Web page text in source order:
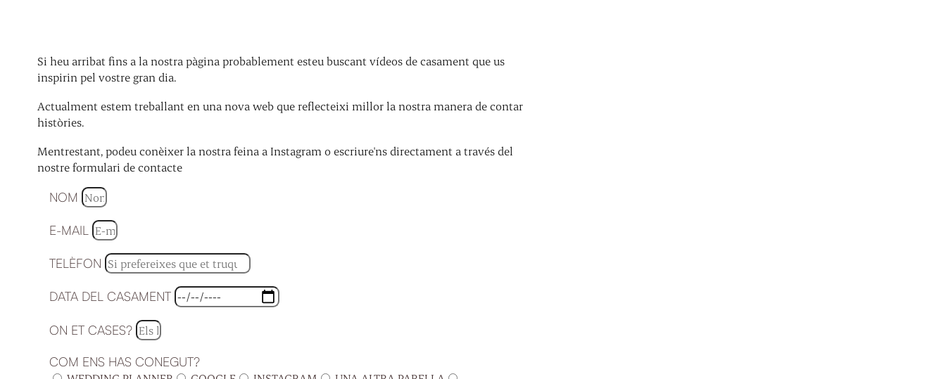
Si heu arribat fins a la nostra pàgina probablement esteu buscant vídeos de casament que us
inspirin pel vostre gran dia.
Actualment estem treballant en una nova web que reflecteixi millor la nostra manera de contar
històries.
Mentrestant, podeu conèixer la nostra feina a Instagram o escriure'ns directament a través del
nostre formulari de contacte
NOM
E-MAIL
TELÈFON
DATA DEL CASAMENT
ON ET CASES?
COM ENS HAS CONEGUT?